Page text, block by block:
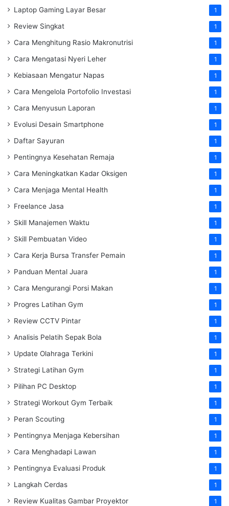
Laptop Gaming Layar Besar 1
Review Singkat 1
Cara Menghitung Rasio Makronutrisi 1
Cara Mengatasi Nyeri Leher 1
Kebiasaan Mengatur Napas 1
Cara Mengelola Portofolio Investasi 1
Cara Menyusun Laporan 1
Evolusi Desain Smartphone 1
Daftar Sayuran 1
Pentingnya Kesehatan Remaja 1
Cara Meningkatkan Kadar Oksigen 1
Cara Menjaga Mental Health 1
Freelance Jasa 1
Skill Manajemen Waktu 1
Skill Pembuatan Video 1
Cara Kerja Bursa Transfer Pemain 1
Panduan Mental Juara 1
Cara Mengurangi Porsi Makan 1
Progres Latihan Gym 1
Review CCTV Pintar 1
Analisis Pelatih Sepak Bola 1
Update Olahraga Terkini 1
Strategi Latihan Gym 1
Pilihan PC Desktop 1
Strategi Workout Gym Terbaik 1
Peran Scouting 1
Pentingnya Menjaga Kebersihan 1
Cara Menghadapi Lawan 1
Pentingnya Evaluasi Produk 1
Langkah Cerdas 1
Review Kualitas Gambar Proyektor 1